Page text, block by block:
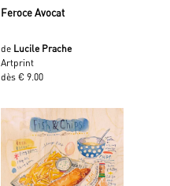
Feroce Avocat
de Lucile Prache
Artprint
dès € 9.00